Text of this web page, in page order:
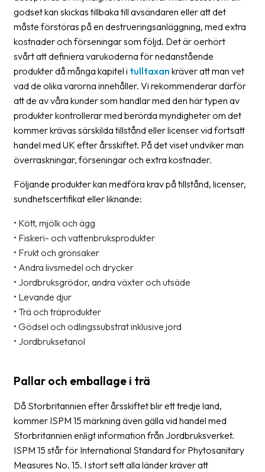
Coworkers
&
career
News
archive
Contact
Terms
and
conditions
Privacy
Prohibited
and
dangerous
content
godset kan skickas tillbaka till avsändaren eller att det
måste förstöras på en destrueringsanläggning, med extra
kostnader och förseningar som följd. Det är oerhört
svårt att definiera varukoderna för nedanstående
produkter då många kapitel i tulltaxan kräver att man vet
vad de olika varorna innehåller. Vi rekommenderar därför
att de av våra kunder som handlar med den här typen av
produkter kontrollerar med berörda myndigheter om det
kommer krävas särskilda tillstånd eller licenser vid fortsatt
handel med UK efter årsskiftet. På det viset undviker man
överraskningar, förseningar och extra kostnader.
Följande produkter kan medföra krav på tillstånd, licenser,
sundhetscertifikat eller liknande:
• Kött, mjölk och ägg
• Fiskeri- och vattenbruksprodukter
• Frukt och grönsaker
• Andra livsmedel och drycker
• Jordbruksgrödor, andra växter och utsäde
• Levande djur
• Trä och träprodukter
• Gödsel och odlingssubstrat inklusive jord
• Jordbruksetanol
Pallar och emballage i trä
Då Storbritannien efter årsskiftet blir ett tredje land,
kommer ISPM 15 märkning även gälla vid handel med
Storbritannien enligt information från Jordbruksverket.
ISPM 15 står för International Standard for Phytosanitary
Measures No. 15. I stort sett alla länder kräver att